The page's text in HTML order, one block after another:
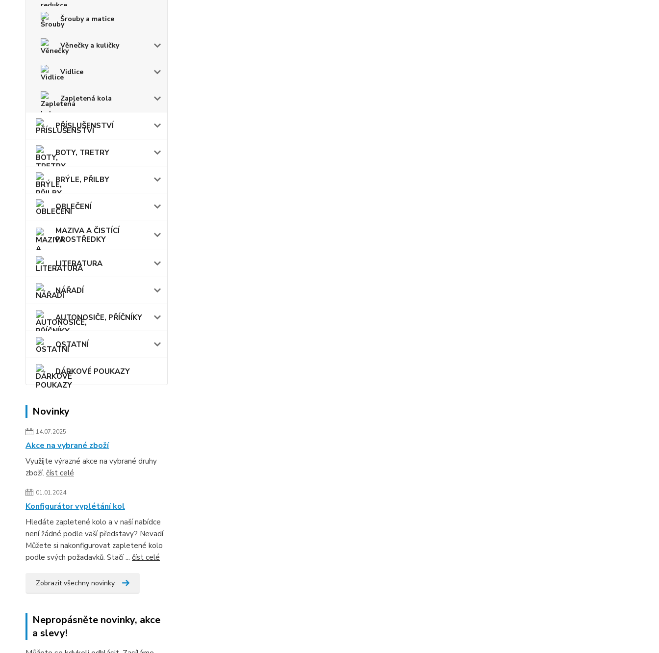
Šrouby a matice
Věnečky a kuličky
Vidlice
Zapletená kola
PŘÍSLUŠENSTVÍ
BOTY, TRETRY
BRÝLE, PŘILBY
OBLEČENÍ
MAZIVA A ČISTÍCÍ
PROSTŘEDKY
LITERATURA
NÁŘADÍ
AUTONOSIČE, PŘÍČNÍKY
OSTATNÍ
DÁRKOVÉ POUKAZY
Novinky
14.07.2025
Akce na vybrané zboží
Využijte výrazné akce na vybrané druhy
zboží. číst celé
01.01.2024
Konfigurátor vyplétání kol
Hledáte zapletené kolo a v naší nabídce
není žádné podle vaší představy? Nevadí.
Můžete si nakonfigurovat zapletené kolo
podle svých požadavků. Stačí ... číst celé
Zobrazit všechny novinky
Nepropásněte novinky, akce
a slevy!